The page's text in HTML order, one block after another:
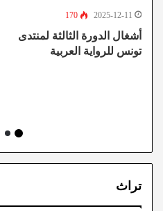
2025-12-11
170
أشغال الدورة الثالثة لمنتدى
تونس للرواية العربية
تراث